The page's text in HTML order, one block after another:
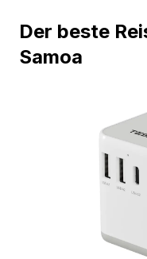
Der beste
Samoa